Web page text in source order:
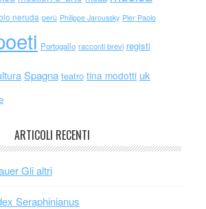
neruda perù Philippe Jaroussky Pier Paolo
Portogallo racconti brevi registi
Spagna teatro tina modotti uk
ARTICOLI RECENTI
Gli altri
Seraphinianus